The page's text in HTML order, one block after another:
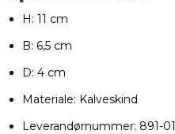
H: 11 cm
B: 6,5 cm
D: 4 cm
Materiale: Kalveskind
Leverandørnummer: 891-01